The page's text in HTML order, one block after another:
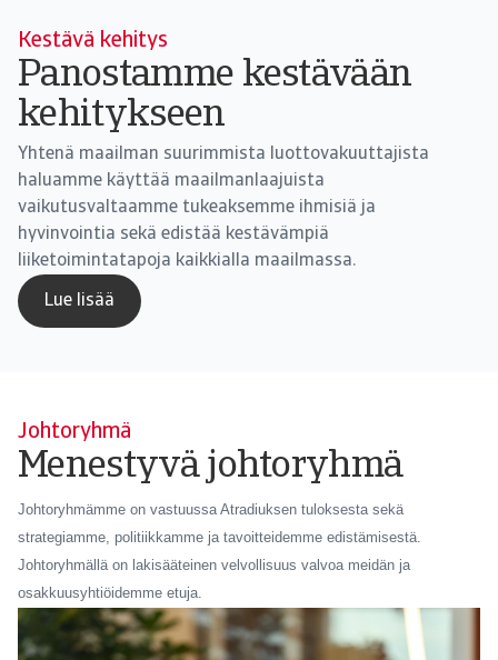
Kestävä kehitys
Panostamme kestävään
kehitykseen
Yhtenä maailman suurimmista luottovakuuttajista
haluamme käyttää maailmanlaajuista
vaikutusvaltaamme tukeaksemme ihmisiä ja
hyvinvointia sekä edistää kestävämpiä
liiketoimintatapoja kaikkialla maailmassa.
Lue lisää
Johtoryhmä
Menestyvä johtoryhmä
Johtoryhmämme on vastuussa Atradiuksen tuloksesta sekä
strategiamme, politiikkamme ja tavoitteidemme edistämisestä.
Johtoryhmällä on lakisääteinen velvollisuus valvoa meidän ja
osakkuusyhtiöidemme etuja.